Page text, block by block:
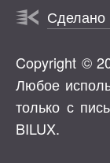
Сделано
Copyright ©
Любое
только с
BILUX.